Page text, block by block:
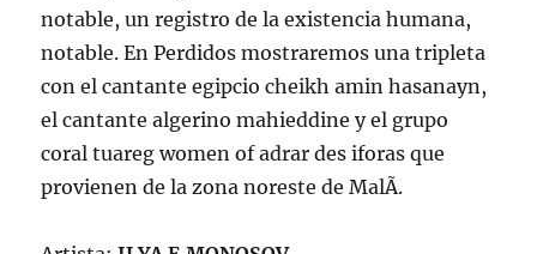
notable, un registro de la existencia humana,
notable. En Perdidos mostraremos una tripleta
con el cantante egipcio cheikh amin hasanayn,
el cantante algerino mahieddine y el grupo
coral tuareg women of adrar des iforas que
provienen de la zona noreste de MalÃ­.